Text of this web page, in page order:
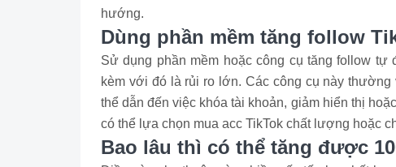
hướng.
Dùng phần mềm tăng follow
Sử dụng phần mềm hoặc công cụ tăng follow
kèm với đó là rủi ro lớn. Các công cụ này
thể dẫn đến việc khóa tài khoản, giảm hiển thị
có thể lựa chọn mua acc TikTok chất lượng hoặc
Bao lâu thì có thể tăng được